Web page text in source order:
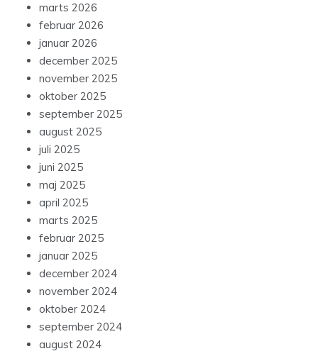
marts 2026
februar 2026
januar 2026
december 2025
november 2025
oktober 2025
september 2025
august 2025
juli 2025
juni 2025
maj 2025
april 2025
marts 2025
februar 2025
januar 2025
december 2024
november 2024
oktober 2024
september 2024
august 2024